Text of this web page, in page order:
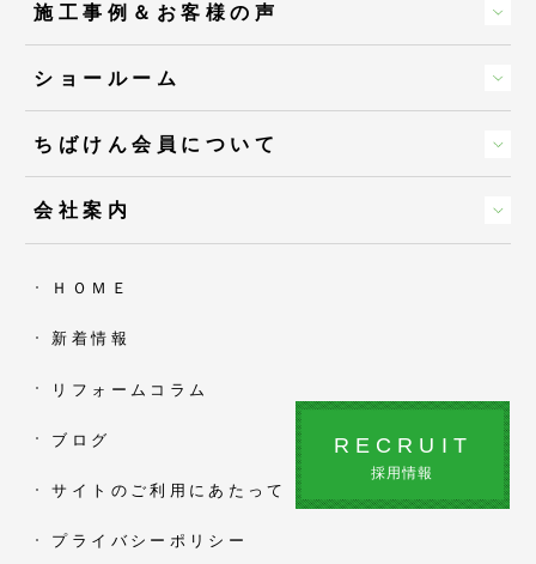
施工事例＆お客様の声
ショールーム
ちばけん会員について
会社案内
ＨＯＭＥ
新着情報
リフォームコラム
ブログ
サイトのご利用にあたって
プライバシーポリシー
RECRUIT
採用情報